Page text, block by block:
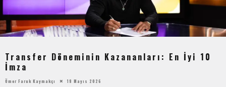
Transfer Döneminin Kazananları: En İyi 10
İmza
Ömer Faruk Kaymakçı 18 Mayıs 2026